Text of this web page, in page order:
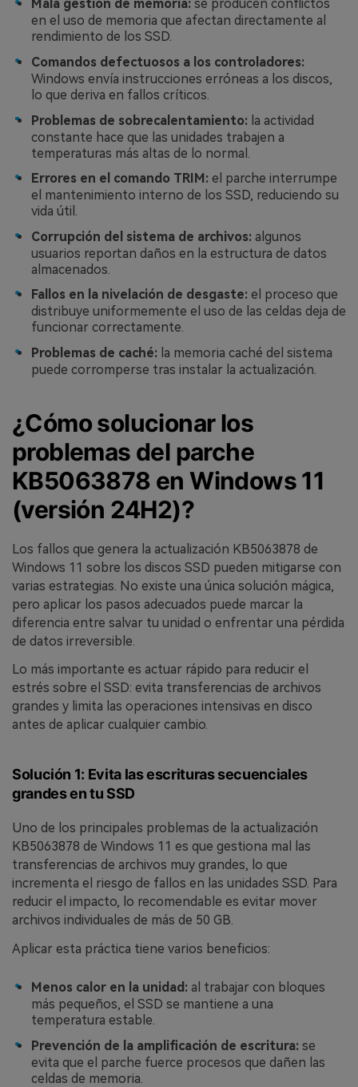
Mala gestión de memoria: se producen conflictos
en el uso de memoria que afectan directamente al
rendimiento de los SSD.
Comandos defectuosos a los controladores:
Windows envía instrucciones erróneas a los discos,
lo que deriva en fallos críticos.
Problemas de sobrecalentamiento: la actividad
constante hace que las unidades trabajen a
temperaturas más altas de lo normal.
Errores en el comando TRIM: el parche interrumpe
el mantenimiento interno de los SSD, reduciendo su
vida útil.
Corrupción del sistema de archivos: algunos
usuarios reportan daños en la estructura de datos
almacenados.
Fallos en la nivelación de desgaste: el proceso que
distribuye uniformemente el uso de las celdas deja de
funcionar correctamente.
Problemas de caché: la memoria caché del sistema
puede corromperse tras instalar la actualización.
¿Cómo solucionar los
problemas del parche
KB5063878 en Windows 11
(versión 24H2)?
Los fallos que genera la actualización KB5063878 de
Windows 11 sobre los discos SSD pueden mitigarse con
varias estrategias. No existe una única solución mágica,
pero aplicar los pasos adecuados puede marcar la
diferencia entre salvar tu unidad o enfrentar una pérdida
de datos irreversible.
Lo más importante es actuar rápido para reducir el
estrés sobre el SSD: evita transferencias de archivos
grandes y limita las operaciones intensivas en disco
antes de aplicar cualquier cambio.
Solución 1: Evita las escrituras secuenciales
grandes en tu SSD
Uno de los principales problemas de la actualización
KB5063878 de Windows 11 es que gestiona mal las
transferencias de archivos muy grandes, lo que
incrementa el riesgo de fallos en las unidades SSD. Para
reducir el impacto, lo recomendable es evitar mover
archivos individuales de más de 50 GB.
Aplicar esta práctica tiene varios beneficios:
Menos calor en la unidad: al trabajar con bloques
más pequeños, el SSD se mantiene a una
temperatura estable.
Prevención de la amplificación de escritura: se
evita que el parche fuerce procesos que dañen las
celdas de memoria.